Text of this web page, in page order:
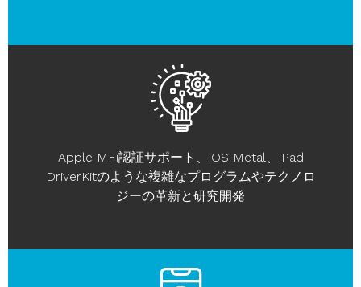
Apple MFi認証サポート、iOS Metal、iPad
DriverKitのような複雑なプログラムやテクノロ
ジーの革新と研究開発